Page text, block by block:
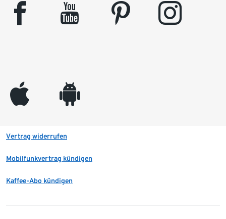
facebook youtube pinterest instagram
appleinc android
Vertrag widerrufen
Mobilfunkvertrag kündigen
Kaffee-Abo kündigen